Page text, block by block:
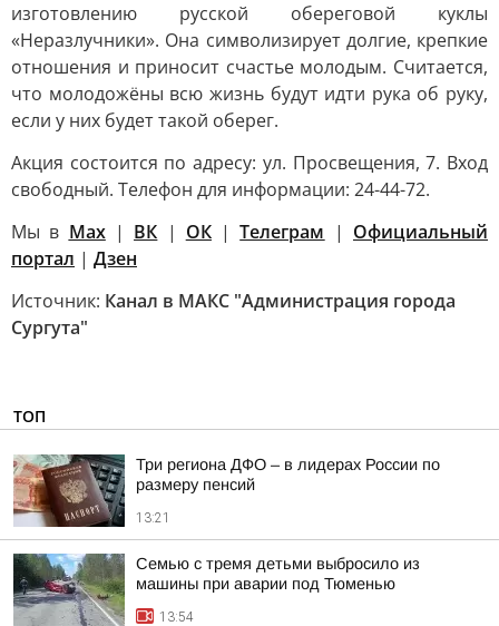
изготовлению русской обереговой куклы
«Неразлучники». Она символизирует долгие, крепкие
отношения и приносит счастье молодым. Считается,
что молодожёны всю жизнь будут идти рука об руку,
если у них будет такой оберег.
Акция состоится по адресу: ул. Просвещения, 7. Вход
свободный. Телефон для информации: 24-44-72.
Мы в Max| ВК | ОК|Телеграм | Официальный
портал | Дзен
Источник: Канал в МАКС "Администрация города
Сургута"
ТОП
Три региона ДФО – в лидерах России по
размеру пенсий
13:21
Семью с тремя детьми выбросило из
машины при аварии под Тюменью
13:54